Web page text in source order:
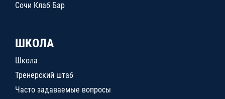
Сочи Клаб Бар
ШКОЛА
Школа
Тренерский штаб
Часто задаваемые вопросы